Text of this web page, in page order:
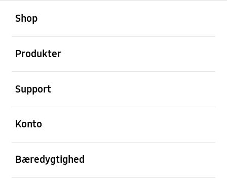
Shop
Produkter
Support
Konto
Bæredygtighed